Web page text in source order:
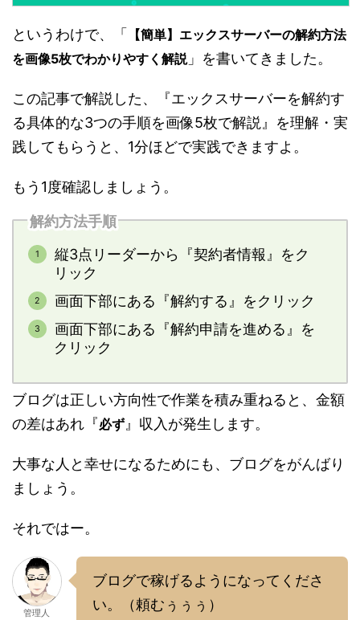
というわけで、「
【簡単】エックスサーバーの解約方法
を画像5枚でわかりやすく解説」を書いてきました。
この記事で解説した、『エックスサーバーを解約す
る具体的な3つの手順を画像5枚で解説』を理解・実
践してもらうと、1分ほどで実践できますよ。
もう1度確認しましょう。
解約方法手順
縦3点リーダーから『契約者情報』をク
リック
画面下部にある『解約する』をクリック
画面下部にある『解約申請を進める』を
クリック
ブログは正しい方向性で作業を積み重ねると、金額
の差はあれ『必ず』収入が発生します。
大事な人と幸せになるためにも、ブログをがんばり
ましょう。
それではー。
管理人
ブログで稼げるようになってくださ
い。（頼むぅぅぅ）